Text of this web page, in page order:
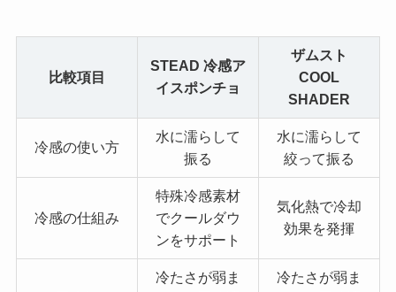
比較項目
STEAD 冷感ア
イスポンチョ
ザムスト
COOL
SHADER
冷感の使い方
水に濡らして
振る
水に濡らして
絞って振る
冷感の仕組み
特殊冷感素材
でクールダウ
ンをサポート
気化熱で冷却
効果を発揮
冷たさが弱ま
冷たさが弱ま